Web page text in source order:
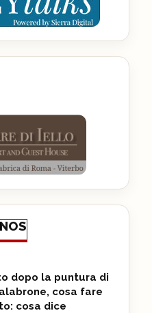
dopo la puntura di
cosa fare
cosa dice